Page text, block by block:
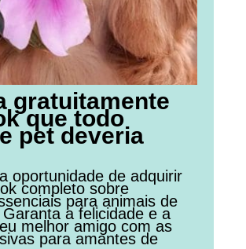
gratuitamente
que todo
pet deveria
oportunidade de adquirir
completo sobre
para animais de
a felicidade e a
melhor amigo com as
para amantes de